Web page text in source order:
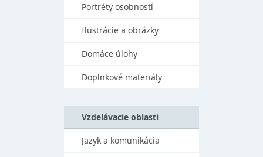
Portréty osobností
Ilustrácie a obrázky
Domáce úlohy
Doplnkové materiály
Vzdelávacie oblasti
Jazyk a komunikácia